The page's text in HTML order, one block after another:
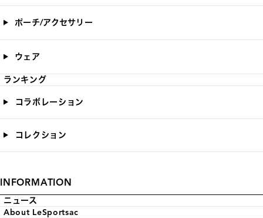
ポーチ/アクセサリー
ウェア
ランキング
コラボレーション
コレクション
INFORMATION
ニュース
About LeSportsac